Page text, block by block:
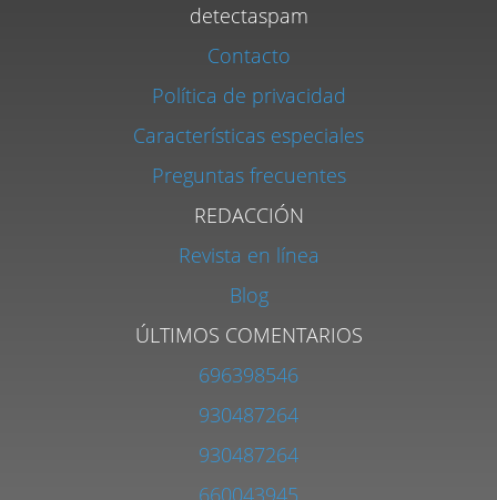
detectaspam
Contacto
Política de privacidad
Características especiales
Preguntas frecuentes
REDACCIÓN
Revista en línea
Blog
ÚLTIMOS COMENTARIOS
696398546
930487264
930487264
660043945